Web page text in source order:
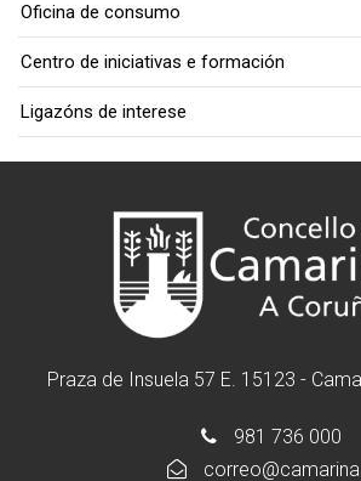
Oficina de consumo
Centro de iniciativas e formación
Ligazóns de interese
Praza de Insuela 57 E. 15123 -
981 736 000